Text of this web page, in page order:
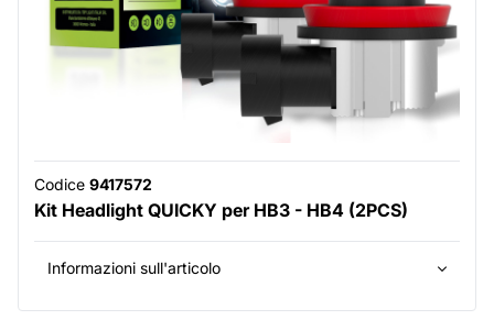
Codice 9417572
Kit Headlight QUICKY per HB3 - HB4 (2PCS)
Informazioni sull'articolo